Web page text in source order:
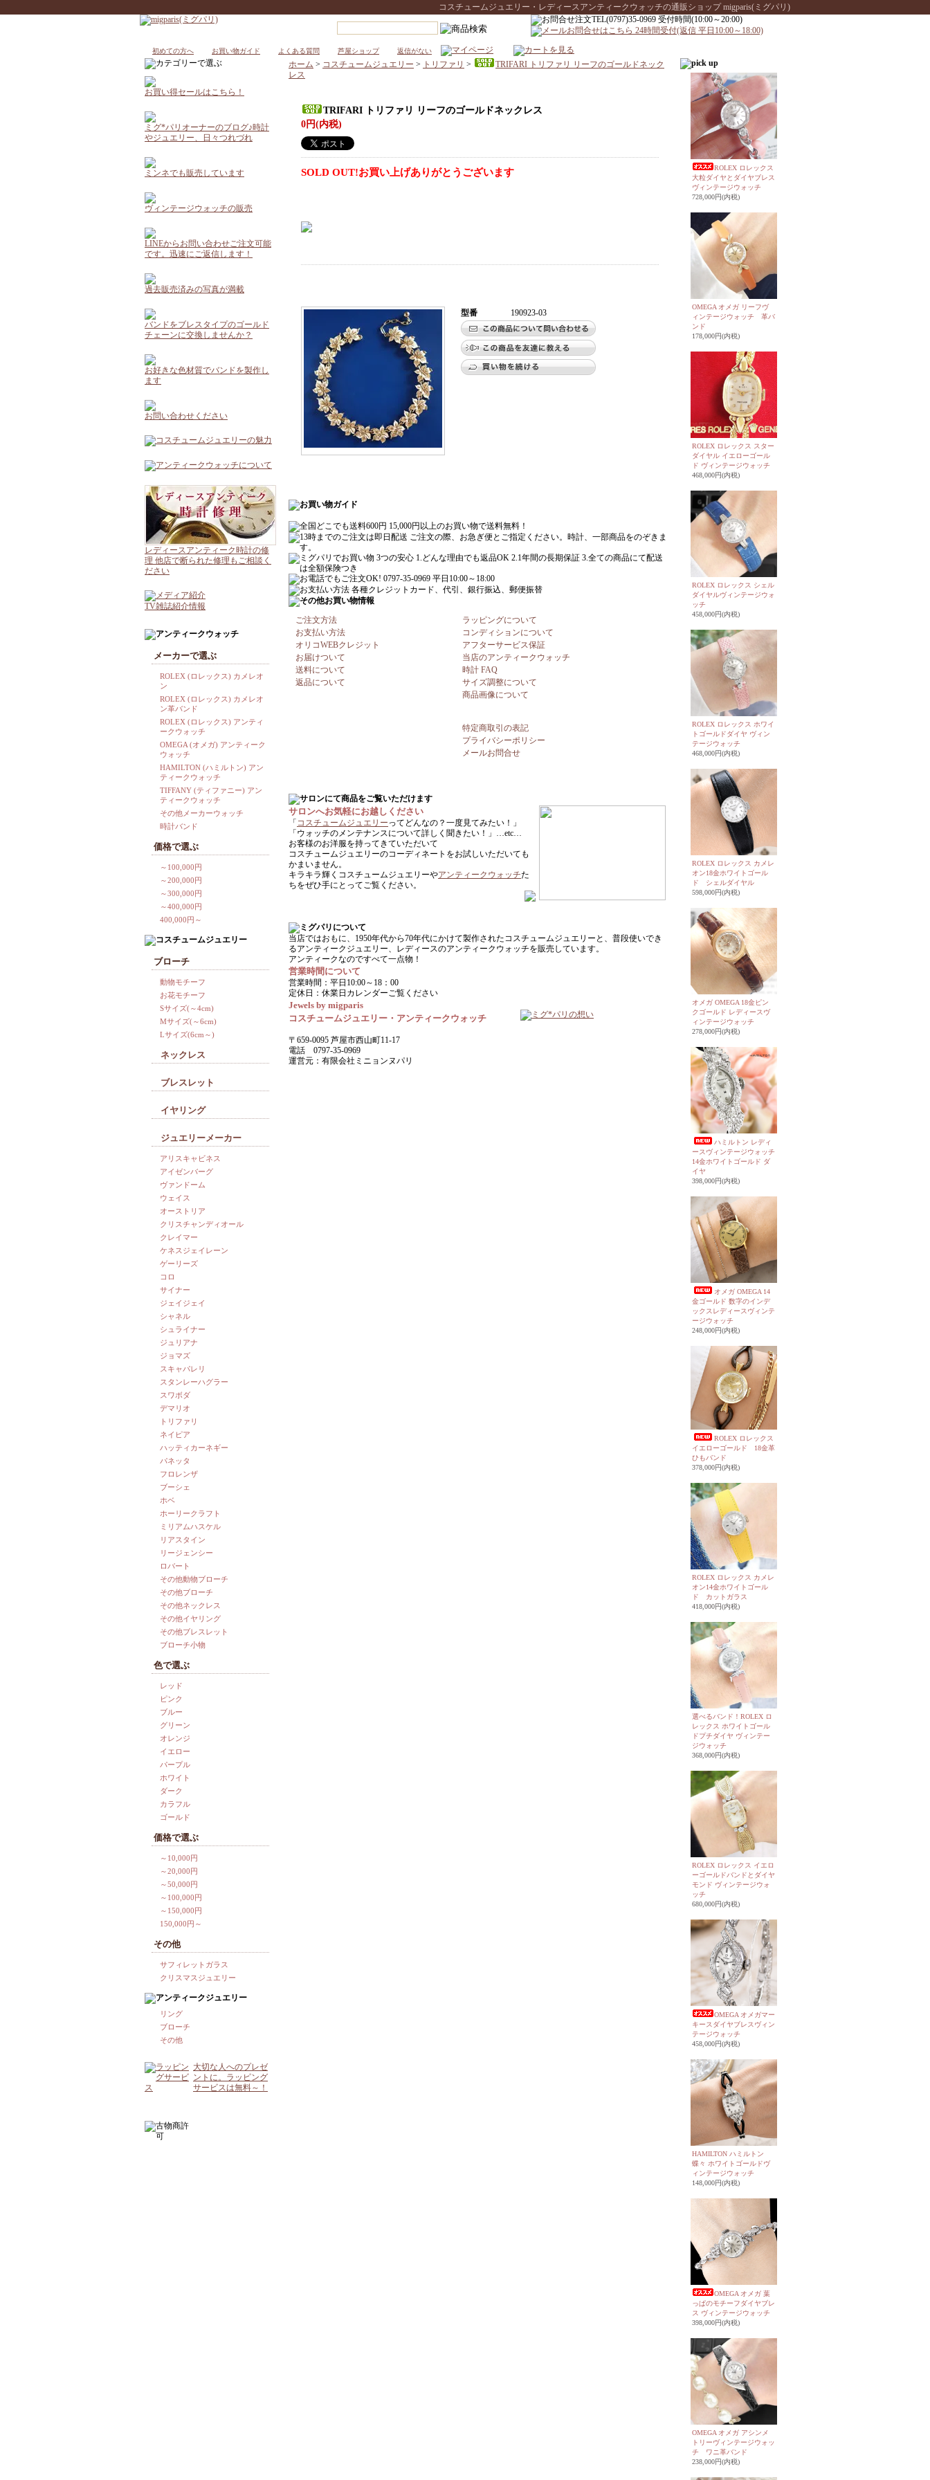
コスチュームジュエリー・レディースアンティークウォッチの通販ショップ migparis(ミグパリ)
初めての方へ お買い物ガイド よくある質問 芦屋ショップ 返信がない
ホーム > コスチュームジュエリー > トリファリ >
TRIFARI トリファリ リーフのゴールドネック
レス
TRIFARI トリファリ リーフのゴールドネックレス
0円(内税)
SOLD OUT!お買い上げありがとうございます
型番 190923-03
ご注文方法
お支払い方法
オリコWEBクレジット
お届けついて
送料について
返品について
ラッピングについて
コンディションについて
アフターサービス保証
当店のアンティークウォッチ
時計 FAQ
サイズ調整について
商品画像について
特定商取引の表記
プライバシーポリシー
メールお問合せ
サロンへお気軽にお越しください
「 コスチュームジュエリーってどんなの？一度見てみたい！」
「ウォッチのメンテナンスについて詳しく聞きたい！」…etc…
お客様のお洋服を持ってきていただいて
コスチュームジュエリーのコーディネートをお試しいただいても
かまいません。
キラキラ輝くコスチュームジュエリーやアンティークウォッチた
ちをぜひ手にとってご覧ください。
当店ではおもに、1950年代から70年代にかけて製作されたコスチュームジュエリーと、普段使いでき
るアンティークジュエリー、レディースのアンティークウォッチを販売しています。
アンティークなのですべて一点物！
営業時間について
営業時間：平日10:00～18：00
定休日：休業日カレンダーご覧ください
Jewels by migparis
コスチュームジュエリー・アンティークウォッチ
〒659-0095 芦屋市西山町11-17
電話 0797-35-0969
運営元：有限会社ミニョンヌパリ
お買い得セールはこちら！
ミグ*パリオーナーのブログ♪時計
やジュエリー、日々つれづれ
ミンネでも販売しています
ヴィンテージウォッチの販売
LINEからお問い合わせご注文可能
です。迅速にご返信します！
過去販売済みの写真が満載
バンドをブレスタイプのゴールド
チェーンに交換しませんか？
お好きな色材質でバンドを製作し
ます
お問い合わせください
レディースアンティーク時計の修
理 他店で断られた修理もご相談く
ださい
TV雑誌紹介情報
メーカーで選ぶ
ROLEX (ロレックス) カメレオ
ン
ROLEX (ロレックス) カメレオ
ン革バンド
ROLEX (ロレックス) アンティ
ークウォッチ
OMEGA (オメガ) アンティーク
ウォッチ
HAMILTON (ハミルトン) アン
ティークウォッチ
TIFFANY (ティファニー) アン
ティークウォッチ
その他メーカーウォッチ
時計バンド
価格で選ぶ
～100,000円
～200,000円
～300,000円
～400,000円
400,000円～
ブローチ
動物モチーフ
お花モチーフ
Sサイズ(～4cm)
Mサイズ(～6cm)
Lサイズ(6cm～)
ネックレス
ブレスレット
イヤリング
ジュエリーメーカー
アリスキャビネス
アイゼンバーグ
ヴァンドーム
ウェイス
オーストリア
クリスチャンディオール
クレイマー
ケネスジェイレーン
ゲーリーズ
コロ
サイナー
ジェイジェイ
シャネル
シュライナー
ジュリアナ
ジョマズ
スキャパレリ
スタンレーハグラー
スワボダ
デマリオ
トリファリ
ネイピア
ハッティカーネギー
パネッタ
フロレンザ
ブーシェ
ホベ
ホーリークラフト
ミリアムハスケル
リアスタイン
リージェンシー
ロバート
その他動物ブローチ
その他ブローチ
その他ネックレス
その他イヤリング
その他ブレスレット
ブローチ小物
色で選ぶ
レッド
ピンク
ブルー
グリーン
オレンジ
イエロー
パープル
ホワイト
ダーク
カラフル
ゴールド
価格で選ぶ
～10,000円
～20,000円
～50,000円
～100,000円
～150,000円
150,000円～
その他
サフィレットガラス
クリスマスジュエリー
リング
ブローチ
その他
大切な人へのプレゼ
ントに。ラッピング
サービスは無料～！
ROLEX ロレックス
大粒ダイヤとダイヤブレス
ヴィンテージウォッチ
728,000円(内税)
OMEGA オメガ リーフヴ
ィンテージウォッチ 革バ
ンド
178,000円(内税)
ROLEX ロレックス スター
ダイヤル イエローゴール
ド ヴィンテージウォッチ
468,000円(内税)
ROLEX ロレックス シェル
ダイヤルヴィンテージウォ
ッチ
458,000円(内税)
ROLEX ロレックス ホワイ
トゴールドダイヤ ヴィン
テージウォッチ
468,000円(内税)
ROLEX ロレックス カメレ
オン18金ホワイトゴール
ド シェルダイヤル
598,000円(内税)
オメガ OMEGA 18金ピン
クゴールド レディースヴ
ィンテージウォッチ
278,000円(内税)
ハミルトン レディ
ースヴィンテージウォッチ
14金ホワイトゴールド ダ
イヤ
398,000円(内税)
オメガ OMEGA 14
金ゴールド 数字のインデ
ックスレディースヴィンテ
ージウォッチ
248,000円(内税)
ROLEX ロレックス
イエローゴールド 18金革
ひもバンド
378,000円(内税)
ROLEX ロレックス カメレ
オン14金ホワイトゴール
ド カットガラス
418,000円(内税)
選べるバンド！ROLEX ロ
レックス ホワイトゴール
ドプチダイヤ ヴィンテー
ジウォッチ
368,000円(内税)
ROLEX ロレックス イエロ
ーゴールドバンドとダイヤ
モンド ヴィンテージウォ
ッチ
680,000円(内税)
OMEGA オメガマー
キースダイヤブレスヴィン
テージウォッチ
458,000円(内税)
HAMILTON ハミルトン
蝶々 ホワイトゴールドヴ
ィンテージウォッチ
148,000円(内税)
OMEGA オメガ 葉
っぱのモチーフダイヤブレ
ス ヴィンテージウォッチ
398,000円(内税)
OMEGA オメガ アシンメ
トリーヴィンテージウォッ
チ ワニ革バンド
238,000円(内税)